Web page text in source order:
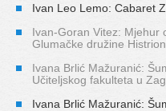
Ivan Leo Lemo: Cabaret
Ivan-Goran Vitez: Mjehur
Glumačke družine
Ivana Brlić Mažuranić:
Učiteljskog fakulteta u
Ivana Brlić Mažuranić: